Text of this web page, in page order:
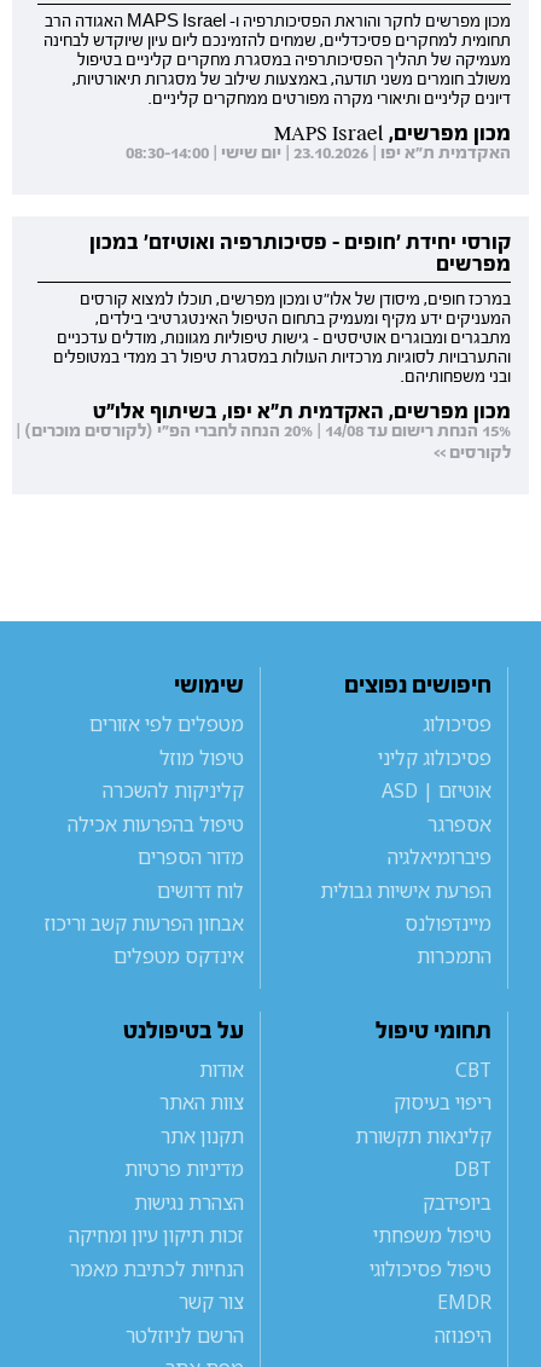
מכון מפרשים לחקר והוראת הפסיכותרפיה ו- MAPS Israel האגודה הרב
תחומית למחקרים פסיכדליים, שמחים להזמינכם ליום עיון שיוקדש לבחינה
מעמיקה של תהליך הפסיכותרפיה במסגרת מחקרים קליניים בטיפול
משולב חומרים משני תודעה, באמצעות שילוב של מסגרות תיאורטיות,
דיונים קליניים ותיאורי מקרה מפורטים ממחקרים קליניים.
מכון מפרשים, MAPS Israel
האקדמית ת"א יפו | 23.10.2026 | יום שישי | 08:30-14:00
קורסי יחידת 'חופים - פסיכותרפיה ואוטיזם' במכון
מפרשים
במרכז חופים, מיסודן של אלו"ט ומכון מפרשים, תוכלו למצוא קורסים
המעניקים ידע מקיף ומעמיק בתחום הטיפול האינטגרטיבי בילדים,
מתבגרים ומבוגרים אוטיסטים - גישות טיפוליות מגוונות, מודלים עדכניים
והתערבויות לסוגיות מרכזיות העולות במסגרת טיפול רב ממדי במטופלים
ובני משפחותיהם.
מכון מפרשים, האקדמית ת"א יפו, בשיתוף אלו"ט
15% הנחת רישום עד 14/08 | 20% הנחה לחברי הפ"י (לקורסים מוכרים) |
לקורסים >>
חיפושים נפוצים
פסיכולוג
פסיכולוג קליני
אוטיזם | ASD
אספרגר
פיברומיאלגיה
הפרעת אישיות גבולית
מיינדפולנס
התמכרות
שימושי
מטפלים לפי אזורים
טיפול מוזל
קליניקות להשכרה
טיפול בהפרעות אכילה
מדור הספרים
לוח דרושים
אבחון הפרעות קשב וריכוז
אינדקס מטפלים
תחומי טיפול
CBT
ריפוי בעיסוק
קלינאות תקשורת
DBT
ביופידבק
טיפול משפחתי
טיפול פסיכולוגי
EMDR
היפנוזה
על בטיפולנט
אודות
צוות האתר
תקנון אתר
מדיניות פרטיות
הצהרת נגישות
זכות תיקון עיון ומחיקה
הנחיות לכתיבת מאמר
צור קשר
הרשם לניוזלטר